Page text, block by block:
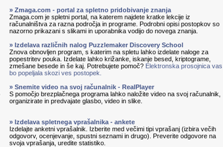
» Zmaga.com - portal za spletno pridobivanje znanja
Zmaga.com je spletni portal, na katerem najdete kratke lekcije iz
računalništva za razna področja in programe. Podrobni opisi postopkov so
nazorno prikazani s slikami in uporabnika vodijo do novega znanja.
» Izdelava različnih nalog Puzzlemaker Discovery School
Znova obnovljen program, s katerim na spletu lahko izdelate naloge za
popestritev pouka. Izdelate lahko križanke, iskanje besed, kriptograme,
zmešane besede in še kaj. Potrebujete pomoč? Elektronska prosojnica vas
bo popeljala skozi ves postopek.
» Snemite video na svoj računalnik - RealPlayer
S pomočjo brezplačnega programa lahko naložite video na svoj računalnik,
organizirate in predvajate glasbo, video in slike.
» Izdelava spletnega vprašalnika - ankete
Izdelajte anketni vprašalnik. Izberite med večimi tipi vprašanj (izbira večih
odgovorv, ocenjevanje, spustni seznami in drugo). Preverite odgovore na
svoja vprašanja, uredite statistiko.